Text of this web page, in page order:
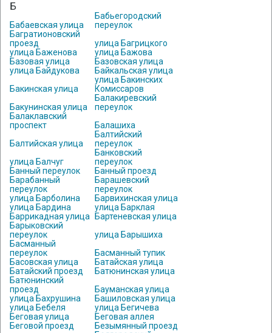
Б
Бабаевская улица
Бабьегородский
переулок
Багратионовский
проезд
улица Багрицкого
улица Баженова
улица Бажова
Базовая улица
Базовская улица
улица Байдукова
Байкальская улица
Бакинская улица
улица Бакинских
Комиссаров
Бакунинская улица
Балакиревский
переулок
Балаклавский
проспект
Балашиха
Балтийская улица
Балтийский
переулок
улица Балчуг
Банковский
переулок
Банный переулок
Банный проезд
Барабанный
переулок
Барашевский
переулок
улица Барболина
Барвихинская улица
улица Бардина
улица Барклая
Баррикадная улица
Бартеневская улица
Барыковский
переулок
улица Барышиха
Басманный
переулок
Басманный тупик
Басовская улица
Батайская улица
Батайский проезд
Батюнинская улица
Батюнинский
проезд
Бауманская улица
улица Бахрушина
Башиловская улица
улица Бебеля
улица Бегичева
Беговая улица
Беговая аллея
Беговой проезд
Безымянный проезд